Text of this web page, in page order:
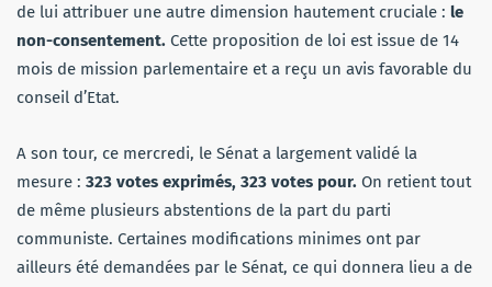
de lui attribuer une autre dimension hautement cruciale : le
non-consentement. Cette proposition de loi est issue de 14
mois de mission parlementaire et a reçu un avis favorable du
conseil d’Etat.
A son tour, ce mercredi, le Sénat a largement validé la
mesure : 323 votes exprimés, 323 votes pour. On retient tout
de même plusieurs abstentions de la part du parti
communiste. Certaines modifications minimes ont par
ailleurs été demandées par le Sénat, ce qui donnera lieu a de